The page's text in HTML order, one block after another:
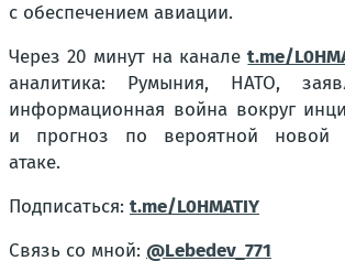
с обеспечением авиации.
Через 20 минут на каналеt.me/
аналитика: Румыния, НАТО,
информационная война вокруг
и прогноз по вероятной новой
атаке.
Подписаться: t.me/L0HMATIY
Связь со мной: @Lebedev_771